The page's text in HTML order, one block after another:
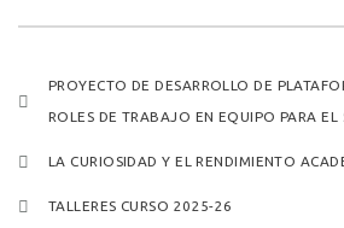
PROYECTO DE DESARROLLO DE
ROLES DE TRABAJO EN EQUIPO PARA EL
LA CURIOSIDAD Y EL RENDIMIENTO
TALLERES CURSO 2025-26